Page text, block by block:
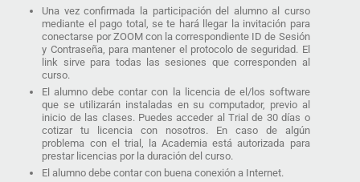
Una vez confirmada la participación del alumno al curso
mediante el pago total, se te hará llegar la invitación para
conectarse por ZOOM con la correspondiente ID de Sesión
y Contraseña, para mantener el protocolo de seguridad. El
link sirve para todas las sesiones que corresponden al
curso.
El alumno debe contar con la licencia de el/los software
que se utilizarán instaladas en su computador, previo al
inicio de las clases. Puedes acceder al Trial de 30 días o
cotizar tu licencia con nosotros. En caso de algún
problema con el trial, la Academia está autorizada para
prestar licencias por la duración del curso.
El alumno debe contar con buena conexión a Internet.